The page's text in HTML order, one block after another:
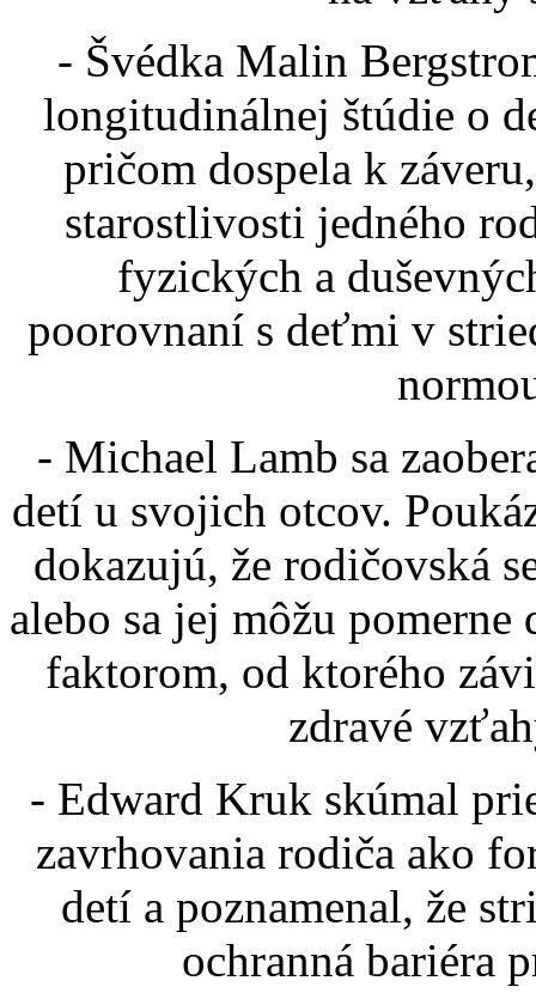
- Švédka Malin
longitudinálnej štúdie o
pričom dospela k
starostlivosti jedného
fyzických a
poorovnaní s deťmi v
- Michael Lamb sa
detí u svojich otcov.
dokazujú, že rodičovská
alebo sa jej môžu
faktorom, od ktorého
zdravé
- Edward Kruk skúmal
zavrhovania rodiča ako
detí a poznamenal, že
ochranná bariéra